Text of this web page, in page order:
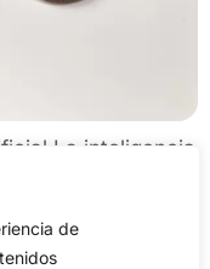
de
La inteligencia
de las
humana. Esta